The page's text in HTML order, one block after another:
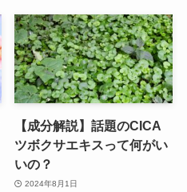
【成分解説】話題のCICA
ツボクサエキスって何がい
いの？
2024年8月1日